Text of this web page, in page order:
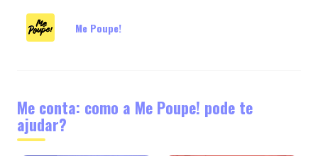
Me Poupe!
Me conta: como a Me Poupe! pode te
ajudar?